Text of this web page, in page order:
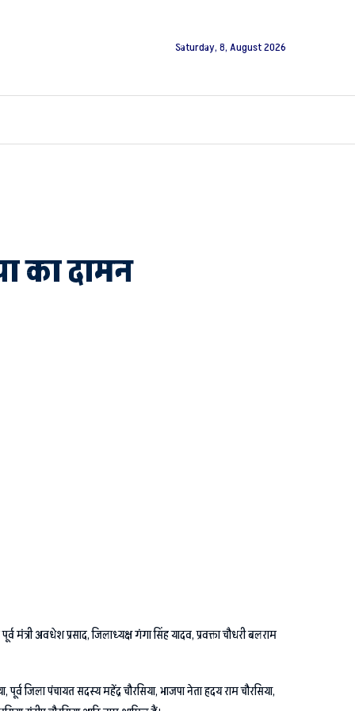
Saturday, 8, August 2026
का दामन
मंत्री अवधेश प्रसाद, जिलाध्यक्ष गंगा सिंह यादव, प्रवक्ता चौधरी बलराम
जिला पंचायत सदस्य महेंद्र चौरसिया, भाजपा नेता हृदय राम चौरसिया,